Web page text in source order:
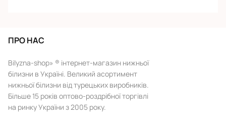
ПРО НАС
Bilyzna-shop» ® інтернет-магазин нижньої
білизни в Україні. Великий асортимент
нижньої білизни від турецьких виробників.
Більше 15 років оптово-роздрібної торгівлі
на ринку України з 2005 року.